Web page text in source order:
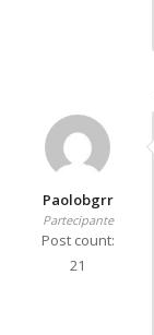
Paolobgrr
Partecipante
Post count:
21